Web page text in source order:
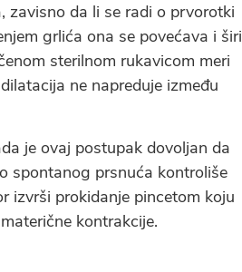
zavisno da li se radi o prvorotki
grlića ona se povećava i širi
sterilnom rukavicom meri
ne napreduje između
je ovaj postupak dovoljan da
spontanog prsnuća kontroliše
izvrši prokidanje pincetom koju
kontrakcije.